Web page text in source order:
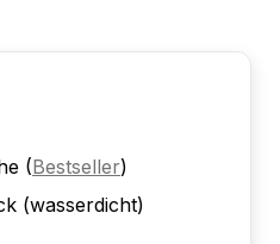
(Bestseller)
(wasserdicht)